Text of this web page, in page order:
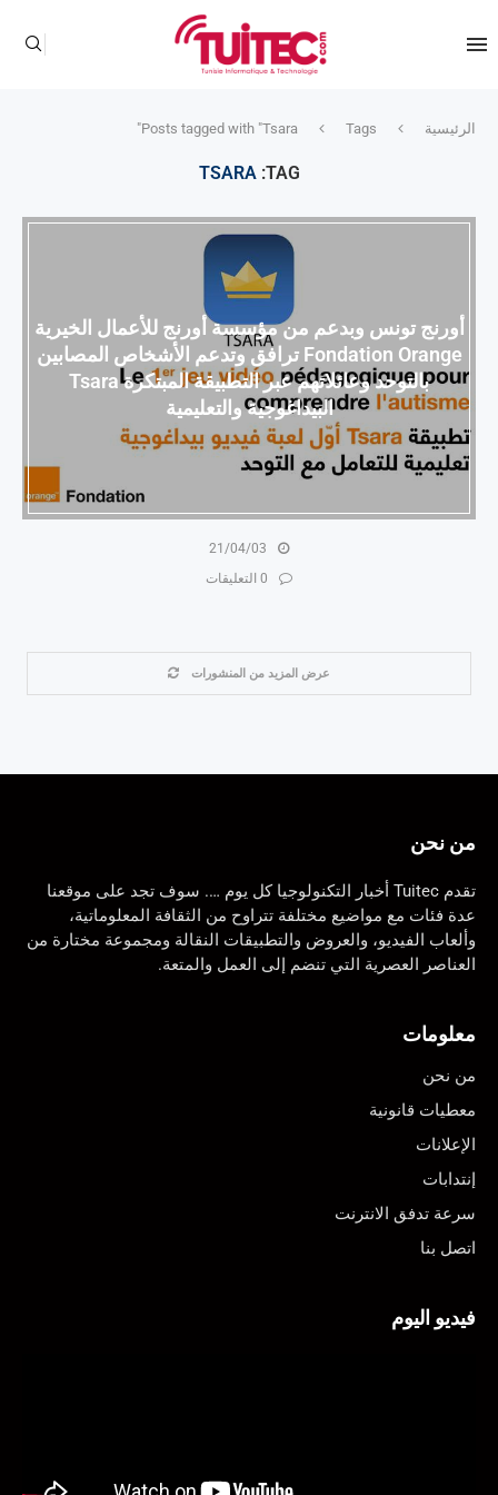
الرئيسية Tags
Posts tagged with "Tsara"
TAG:
TSARA
أورنج تونس وبدعم من مؤسسة أورنج للأعمال الخيرية
Fondation Orange ترافق وتدعم الأشخاص المصابين
بالتوحد وعائلاتهم عبر التطبيقة المبتكرة Tsara
البيداغوجية والتعليمية
21/04/03
0 التعليقات
عرض المزيد من المنشورات
من نحن
تقدم Tuitec أخبار التكنولوجيا كل يوم …. سوف تجد على موقعنا
عدة فئات مع مواضيع مختلفة تتراوح من الثقافة المعلوماتية،
وألعاب الفيديو، والعروض والتطبيقات النقالة ومجموعة مختارة من
العناصر العصرية التي تنضم إلى العمل والمتعة.
معلومات
من نحن
معطيات قانونية
الإعلانات
إنتدابات
سرعة تدفق الانترنت
اتصل بنا
فيديو اليوم